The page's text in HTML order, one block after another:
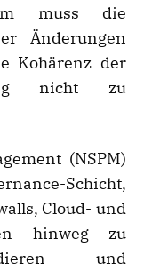
muss die
Änderungen
Kohärenz der
nicht zu
(NSPM)
Schicht,
Cloud- und
hinweg zu
und